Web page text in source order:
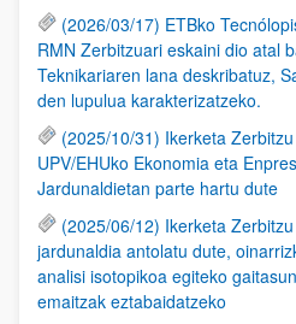
(2026/03/17) ETBko
RMN Zerbitzuari eskaini dio atal
Teknikariaren lana deskribatuz,
den lupulua karakterizatzeko.
(2025/10/31) Ikerketa
UPV/EHUko Ekonomia eta
Jardunaldietan parte hartu dute
(2025/06/12) Ikerketa
jardunaldia antolatu dute,
analisi isotopikoa egiteko
emaitzak eztabaidatzeko